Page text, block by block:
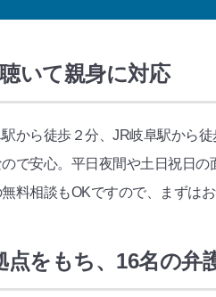
いて親身に対応
から徒歩２分、JR岐阜駅から
で安心。平日夜間や土日祝日の
料相談もOKですので、まずはお
をもち、16名の弁